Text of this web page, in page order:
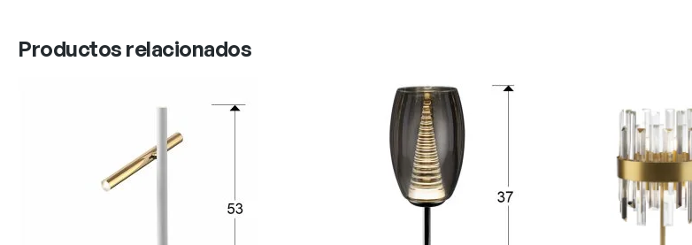
Productos relacionados